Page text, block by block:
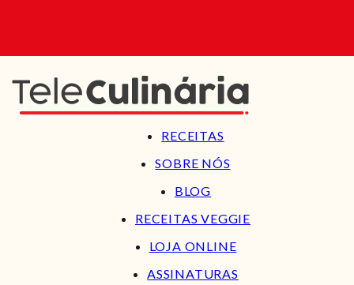
RECEITAS
SOBRE NÓS
BLOG
RECEITAS VEGGIE
LOJA ONLINE
ASSINATURAS